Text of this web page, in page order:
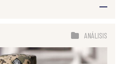
ANÁLISIS